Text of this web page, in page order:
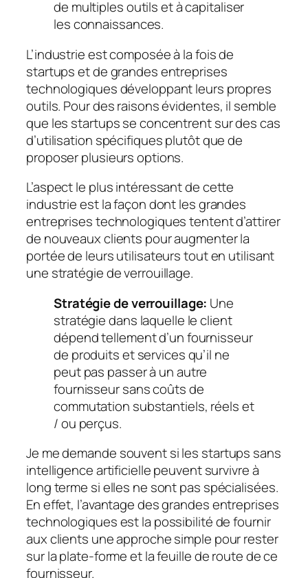
de multiples outils et à capitaliser
les connaissances.
L’industrie est composée à la fois de
startups et de grandes entreprises
technologiques développant leurs propres
outils. Pour des raisons évidentes, il semble
que les startups se concentrent sur des cas
d’utilisation spécifiques plutôt que de
proposer plusieurs options.
L’aspect le plus intéressant de cette
industrie est la façon dont les grandes
entreprises technologiques tentent d’attirer
de nouveaux clients pour augmenter la
portée de leurs utilisateurs tout en utilisant
une stratégie de verrouillage.
Stratégie de verrouillage: Une
stratégie dans laquelle le client
dépend tellement d’un fournisseur
de produits et services qu’il ne
peut pas passer à un autre
fournisseur sans coûts de
commutation substantiels, réels et
/ ou perçus.
Je me demande souvent si les startups sans
intelligence artificielle peuvent survivre à
long terme si elles ne sont pas spécialisées.
En effet, l’avantage des grandes entreprises
technologiques est la possibilité de fournir
aux clients une approche simple pour rester
sur la plate-forme et la feuille de route de ce
fournisseur.